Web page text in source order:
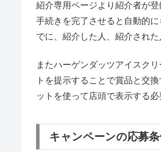
紹介専用ページより紹介者が
手続きを完了させると自動的
でに、紹介した人、紹介され
またハーゲンダッツアイスク
トを提示することで賞品と交
ットを使って店頭で表示する
キャンペーンの応募